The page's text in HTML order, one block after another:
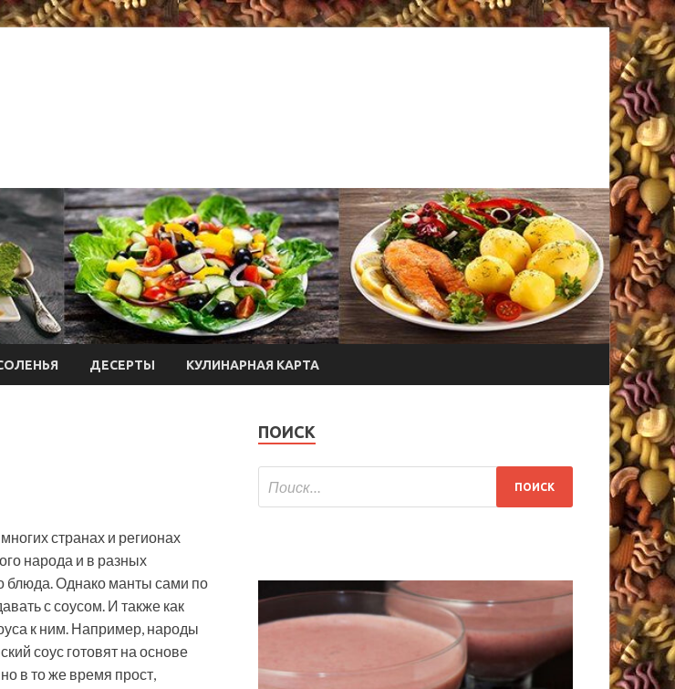
ДЕСЕРТЫ КУЛИНАРНАЯ КАРТА
странах и регионах
народа и в разных
блюда. Однако манты сами по
с соусом. И также как
к ним. Например, народы
соус готовят на основе
в то же время прост,
ПОИСК